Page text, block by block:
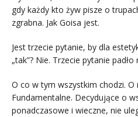
gdy każdy kto żyw pisze o
zgrabna. Jak Goisa jest.
Jest trzecie pytanie, by dla
„tak”? Nie. Trzecie pytanie
O co w tym wszystkim chodzi. O
Fundamentalne. Decydujące o
ponadczasowe i wieczne, nie